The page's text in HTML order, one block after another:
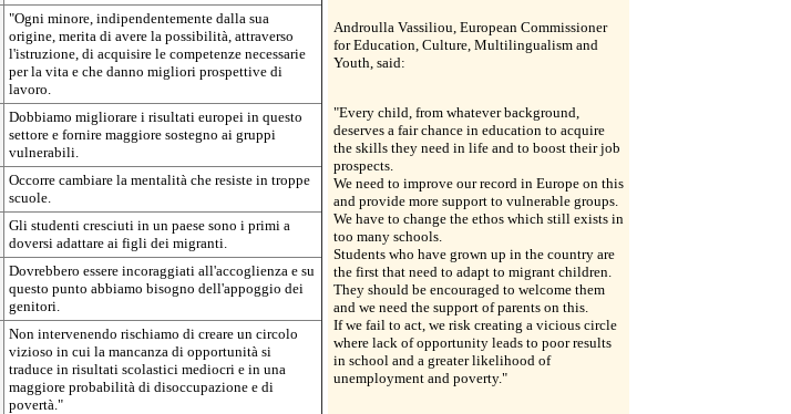
"Ogni minore, indipendentemente dalla sua
origine, merita di avere la possibilità, attraverso
l'istruzione, di acquisire le competenze necessarie
per la vita e che danno migliori prospettive di
lavoro.
Dobbiamo migliorare i risultati europei in questo
settore e fornire maggiore sostegno ai gruppi
vulnerabili.
Occorre cambiare la mentalità che resiste in troppe
scuole.
Gli studenti cresciuti in un paese sono i primi a
doversi adattare ai figli dei migranti.
Dovrebbero essere incoraggiati all'accoglienza e su
questo punto abbiamo bisogno dell'appoggio dei
genitori.
Non intervenendo rischiamo di creare un circolo
vizioso in cui la mancanza di opportunità si
traduce in risultati scolastici mediocri e in una
maggiore probabilità di disoccupazione e di
povertà."
Androulla Vassiliou, European Commissioner
for Education, Culture, Multilingualism and
Youth, said:
"Every child, from whatever background,
deserves a fair chance in education to acquire
the skills they need in life and to boost their job
prospects.
We need to improve our record in Europe on this
and provide more support to vulnerable groups.
We have to change the ethos which still exists in
too many schools.
Students who have grown up in the country are
the first that need to adapt to migrant children.
They should be encouraged to welcome them
and we need the support of parents on this.
If we fail to act, we risk creating a vicious circle
where lack of opportunity leads to poor results
in school and a greater likelihood of
unemployment and poverty."